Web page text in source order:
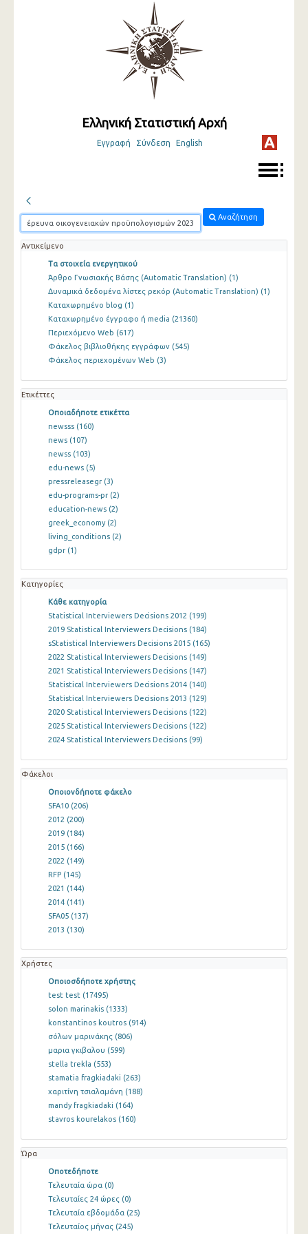
Ελληνική Στατιστική Αρχή
Εγγραφή Σύνδεση English
Αναζήτηση
Αντικείμενο
Τα στοιχεία ενεργητικού
Άρθρο Γνωσιακής Βάσης (Automatic Translation) (1)
Δυναμικά δεδομένα λίστες ρεκόρ (Automatic Translation) (1)
Καταχωρημένο blog (1)
Καταχωρημένο έγγραφο ή media (21360)
Περιεχόμενο Web (617)
Φάκελος βιβλιοθήκης εγγράφων (545)
Φάκελος περιεχομένων Web (3)
Ετικέττες
Οποιαδήποτε ετικέττα
newsss (160)
news (107)
newss (103)
edu-news (5)
pressreleasegr (3)
edu-programs-pr (2)
education-news (2)
greek_economy (2)
living_conditions (2)
gdpr (1)
Κατηγορίες
Κάθε κατηγορία
Statistical Interviewers Decisions 2012 (199)
2019 Statistical Interviewers Decisions (184)
sStatistical Interviewers Decisions 2015 (165)
2022 Statistical Interviewers Decisions (149)
2021 Statistical Interviewers Decisions (147)
Statistical Interviewers Decisions 2014 (140)
Statistical Interviewers Decisions 2013 (129)
2020 Statistical Interviewers Decisions (122)
2025 Statistical Interviewers Decisions (122)
2024 Statistical Interviewers Decisions (99)
Φάκελοι
Οποιονδήποτε φάκελο
SFA10 (206)
2012 (200)
2019 (184)
2015 (166)
2022 (149)
RFP (145)
2021 (144)
2014 (141)
SFA05 (137)
2013 (130)
Χρήστες
Οποιοσδήποτε χρήστης
test test (17495)
solon marinakis (1333)
konstantinos koutros (914)
σόλων μαρινάκης (806)
μαρια γκιβαλου (599)
stella trekla (553)
stamatia fragkiadaki (263)
χαριτίνη τσιαλαμάνη (188)
mandy fragkiadaki (164)
stavros kourelakos (160)
Ώρα
Οποτεδήποτε
Τελευταία ώρα (0)
Τελευταίες 24 ώρες (0)
Τελευταία εβδομάδα (25)
Τελευταίος μήνας (245)